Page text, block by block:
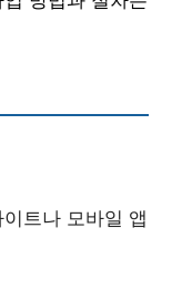
트나 모바일 앱